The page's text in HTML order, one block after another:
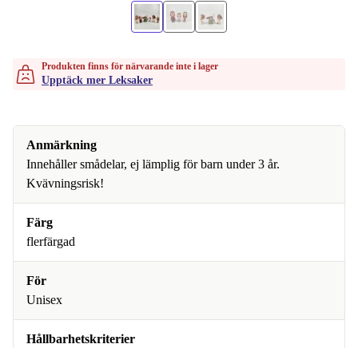
Produkten finns för närvarande inte i lager
Upptäck mer Leksaker
Anmärkning
Innehåller smådelar, ej lämplig för barn under 3 år.
Kvävningsrisk!
Färg
flerfärgad
För
Unisex
Hållbarhetskriterier